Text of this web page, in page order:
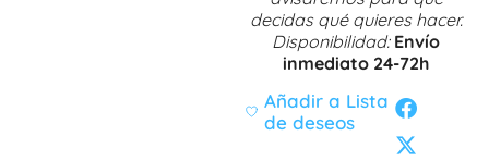
decidas qué quieres hacer.
Disponibilidad: Envío
inmediato 24-72h
Añadir a Lista
de deseos